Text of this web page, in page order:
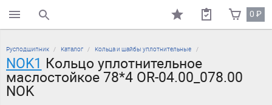
поиск по каталогу 0₽
Русподшипник Каталог Кольца и шайбы уплотнительные
NOK1 Кольцо уплотнительное
маслостойкое 78*4 OR-04.00_078.00
NOK